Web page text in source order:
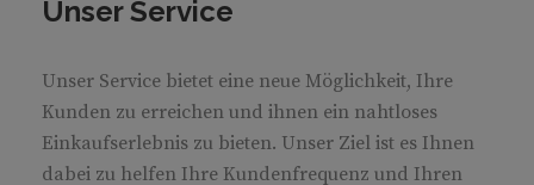
Unser Service
Unser Service bietet eine neue Möglichkeit, Ihre
Kunden zu erreichen und ihnen ein nahtloses
Einkaufserlebnis zu bieten. Unser Ziel ist es Ihnen
dabei zu helfen Ihre Kundenfrequenz und Ihren